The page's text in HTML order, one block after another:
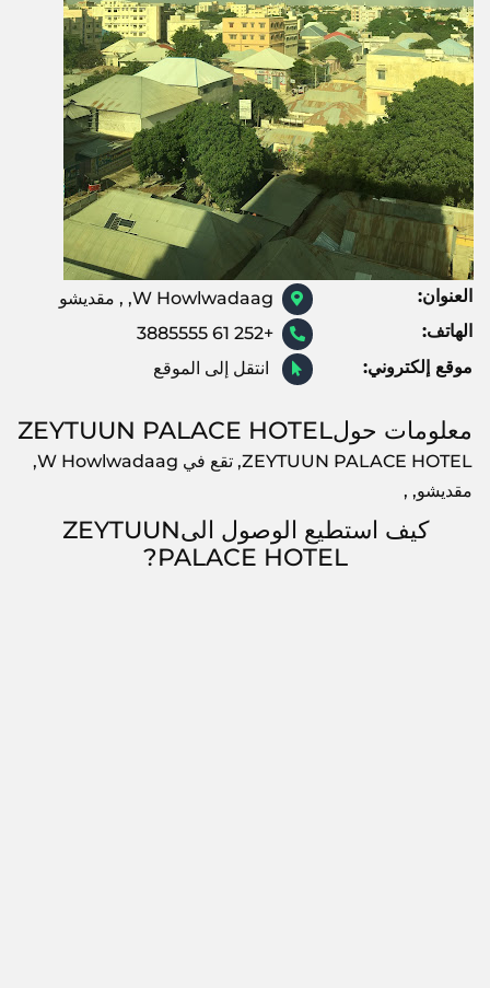
العنوان:
W Howlwadaag, , مقديشو
الهاتف:
+252 61 3885555
موقع إلكتروني:
انتقل إلى الموقع
معلومات حولZEYTUUN PALACE HOTEL
ZEYTUUN PALACE HOTEL, تقع في W Howlwadaag,
مقديشو, ,
كيف استطيع الوصول الىZEYTUUN
PALACE HOTEL?